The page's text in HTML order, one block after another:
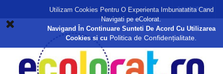
Autentificare
Utilizam Cookies Pentru O Experienta Imbunatatita Cand
Navigati pe eColorat.
Navigand În Continuare Sunteti De Acord Cu Utilizarea
Cookies si cu Politica de Confidențialitate.